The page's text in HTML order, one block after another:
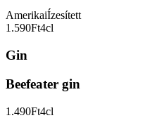
AmerikaiÍzesített
1.590Ft4cl
Gin
Beefeater gin
1.490Ft4cl